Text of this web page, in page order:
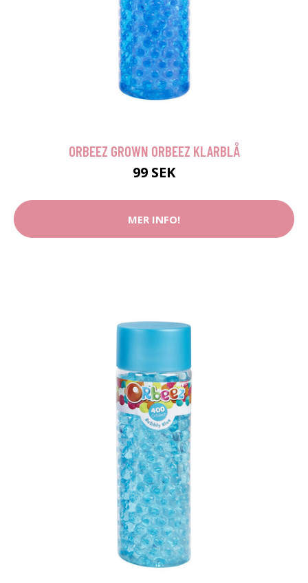
ORBEEZ GROWN ORBEEZ KLARBLÅ
99 SEK
MER INFO!